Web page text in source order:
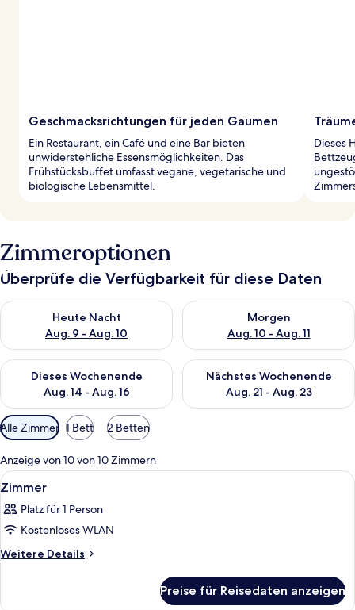
Geschmacksrichtungen für jeden Gaumen
Ein Restaurant, ein Café und eine Bar bieten
unwiderstehliche Essensmöglichkeiten. Das
Frühstücksbuffet umfasst vegane, vegetarische und
biologische Lebensmittel.
Dieses
Zimmeroptionen
Überprüfe die Verfügbarkeit für diese Daten
Heute Nacht
Aug. 9 - Aug. 10
Überprüfe die Verfügbarkeit für heute Nacht, Aug. 9 - Aug.
Morgen
Aug. 10 - Aug. 11
Überprüfe die Verfügbarkeit
Dieses Wochenende
Aug. 14 - Aug. 16
Überprüfe die Verfügbarkeit für dieses Wochenende, Aug. 14
Nächstes Wochenende
Aug. 21 - Aug. 23
Überprüfe die Verfügbarkeit
Verfügbare
Filter
für
Zimmer
Alle Zimmer 1 Bett 2 Betten
Anzeige von 10 von 10 Zimmern
Alle
Fotos
für
Zimmer
anzeigen
Ein Hotelzimmer mit zwei Betten,
10
Zimmer
Platz für 1 Person
Kostenloses WLAN
Weitere Details
Weitere
Preise für Reisedaten anzeigen